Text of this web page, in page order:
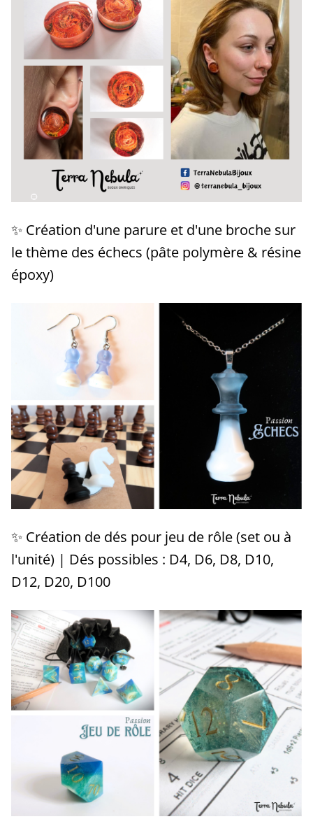
✨ Création d'une parure et d'une broche sur
le thème des échecs (pâte polymère & résine
époxy)
✨ Création de dés pour jeu de rôle (set ou à
l'unité) | Dés possibles : D4, D6, D8, D10,
D12, D20, D100